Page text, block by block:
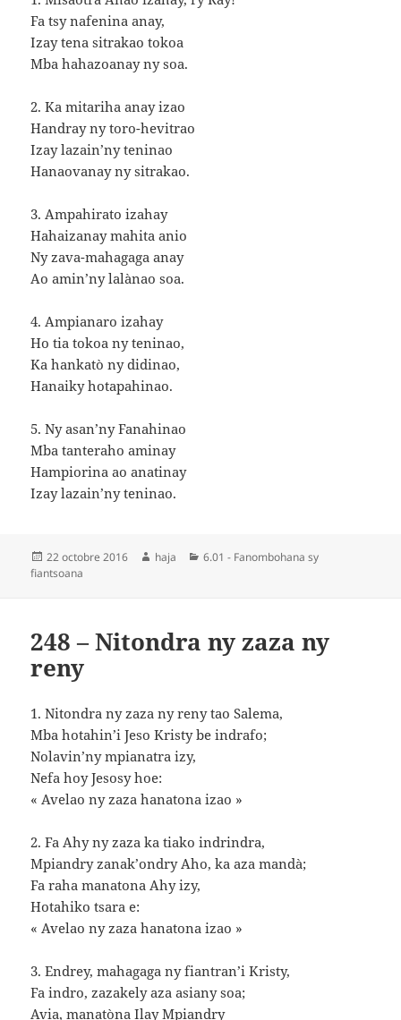
Fa tsy nafenina anay,
Izay tena sitrakao tokoa
Mba hahazoanay ny soa.
2. Ka mitariha anay izao
Handray ny toro-hevitrao
Izay lazain’ny teninao
Hanaovanay ny sitrakao.
3. Ampahirato izahay
Hahaizanay mahita anio
Ny zava-mahagaga anay
Ao amin’ny lalànao soa.
4. Ampianaro izahay
Ho tia tokoa ny teninao,
Ka hankatò ny didinao,
Hanaiky hotapahinao.
5. Ny asan’ny Fanahinao
Mba tanteraho aminay
Hampiorina ao anatinay
Izay lazain’ny teninao.
Publié
le
22 octobre 2016 Auteur
haja Catégories
6.01 - Fanombohana sy
fiantsoana
248 – Nitondra ny zaza ny
reny
1. Nitondra ny zaza ny reny tao Salema,
Mba hotahin’i Jeso Kristy be indrafo;
Nolavin’ny mpianatra izy,
Nefa hoy Jesosy hoe:
« Avelao ny zaza hanatona izao »
2. Fa Ahy ny zaza ka tiako indrindra,
Mpiandry zanak’ondry Aho, ka aza mandà;
Fa raha manatona Ahy izy,
Hotahiko tsara e:
« Avelao ny zaza hanatona izao »
3. Endrey, mahagaga ny fiantran’i Kristy,
Fa indro, zazakely aza asiany soa;
Avia, manatòna Ilay Mpiandry